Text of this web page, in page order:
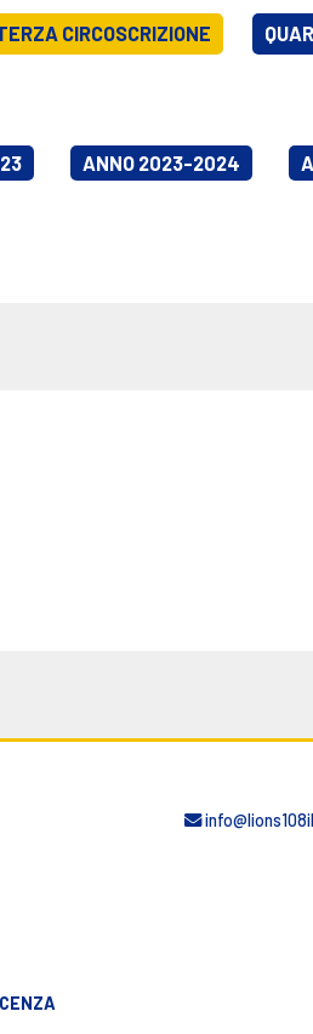
CIRCOSCRIZIONE
ANNO 2023-2024